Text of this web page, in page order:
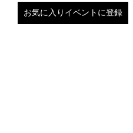
お気に入りイベントに登録